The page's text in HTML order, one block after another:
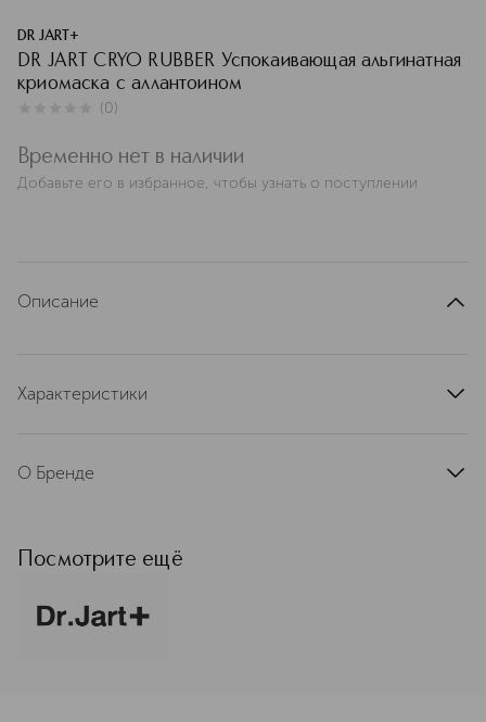
DR JART+
DR JART CRYO RUBBER Успокаивающая альгинатная
криомаска с аллантоином
(0)
Временно нет в наличии
Добавьте его в избранное, чтобы узнать о поступлении
Описание
Характеристики
О Бренде
средства ухода за кожей. Используя
эффективные ингредиенты и
Посмотрите ещё